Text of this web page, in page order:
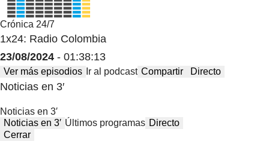
Crónica 24/7
1x24: Radio Colombia
23/08/2024 - 01:38:13
Ver más episodios Ir al podcast Compartir Directo
Noticias en 3′
Noticias en 3′
Noticias en 3′ Últimos programas Directo
Cerrar